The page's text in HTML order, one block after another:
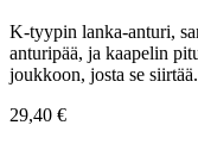
K-tyypin lanka-anturi,
anturipää, ja kaapelin
joukkoon, josta se
29,40 €